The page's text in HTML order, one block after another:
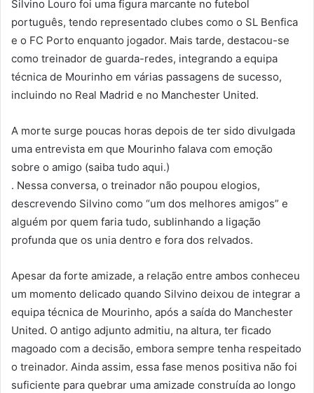
Silvino Louro foi uma figura marcante no futebol
português, tendo representado clubes como o SL Benfica
e o FC Porto enquanto jogador. Mais tarde, destacou-se
como treinador de guarda-redes, integrando a equipa
técnica de Mourinho em várias passagens de sucesso,
incluindo no Real Madrid e no Manchester United.
A morte surge poucas horas depois de ter sido divulgada
uma entrevista em que Mourinho falava com emoção
sobre o amigo (saiba tudo aqui.)
. Nessa conversa, o treinador não poupou elogios,
descrevendo Silvino como “um dos melhores amigos” e
alguém por quem faria tudo, sublinhando a ligação
profunda que os unia dentro e fora dos relvados.
Apesar da forte amizade, a relação entre ambos conheceu
um momento delicado quando Silvino deixou de integrar a
equipa técnica de Mourinho, após a saída do Manchester
United. O antigo adjunto admitiu, na altura, ter ficado
magoado com a decisão, embora sempre tenha respeitado
o treinador. Ainda assim, essa fase menos positiva não foi
suficiente para quebrar uma amizade construída ao longo